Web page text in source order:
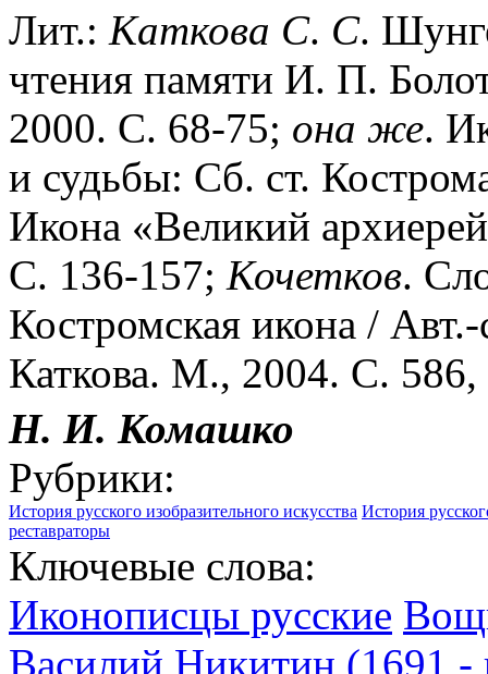
Лит.: Каткова С. С.
чтения памяти И. П.
2000. С. 68-75; она же.
и судьбы: Сб. ст.
Икона «Великий
С. 136-157; Кочетков.
Костромская икона /
Каткова. М., 2004. С. 586,
Н. И. Комашко
Рубрики:
История русского изобразительного искусства История
реставраторы
Ключевые слова:
Иконописцы русские
Василий Никитин (1691 -